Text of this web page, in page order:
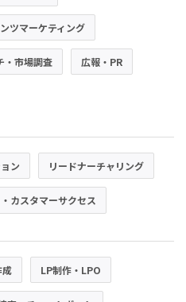
ツマーケティング
・市場調査 広報・PR
ン リードナーチャリング
カスタマーサクセス
成 LP制作・LPO